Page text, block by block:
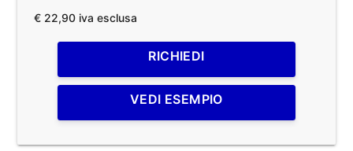
€ 22,90 iva esclusa
RICHIEDI
VEDI ESEMPIO